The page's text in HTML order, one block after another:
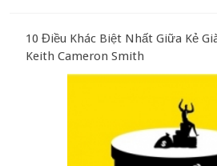
10 Điều Khác Biệt Nhất Giữa Kẻ
Keith Cameron Smith